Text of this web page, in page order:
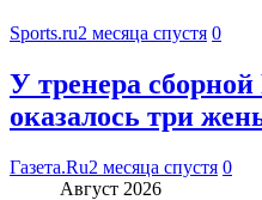
Sports.ru2 месяца спустя 0
У тренера
оказалось три
Газета.Ru2 месяца спустя 0
Август 2026